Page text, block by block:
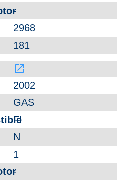
-
2968
181
launch
2002
GAS
FI
N
1
-